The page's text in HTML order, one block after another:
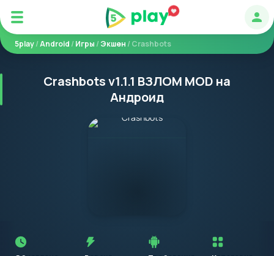
5play/Android /Игры /Экшен / Crashbots
Crashbots v1.1.1 ВЗЛОМ MOD на
Андроид
установкой
приложения